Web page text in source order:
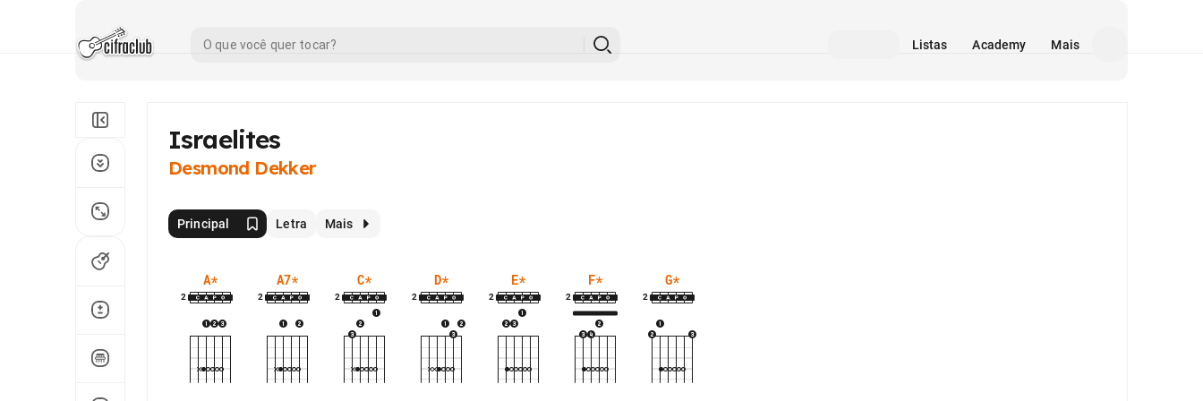
Listas Academy Mais
Israelites
Desmond Dekker
Principal Letra Mais
A*
2
A7*
2
C*
2
D*
2
E*
2
F*
2
G*
2